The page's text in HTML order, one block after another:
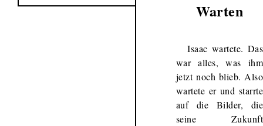
Warten
Isaac wartete. Das
war alles, was ihm
jetzt noch blieb. Also
wartete er und starrte
auf die Bilder, die
seine Zukunft